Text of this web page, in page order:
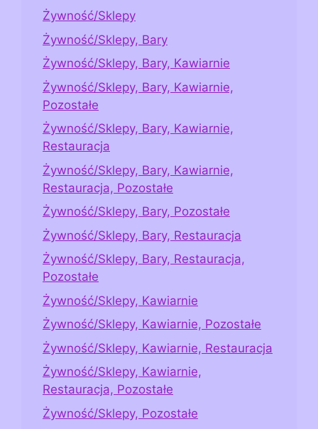
Żywność/Sklepy
Żywność/Sklepy, Bary
Żywność/Sklepy, Bary, Kawiarnie
Żywność/Sklepy, Bary, Kawiarnie,
Pozostałe
Żywność/Sklepy, Bary, Kawiarnie,
Restauracja
Żywność/Sklepy, Bary, Kawiarnie,
Restauracja, Pozostałe
Żywność/Sklepy, Bary, Pozostałe
Żywność/Sklepy, Bary, Restauracja
Żywność/Sklepy, Bary, Restauracja,
Pozostałe
Żywność/Sklepy, Kawiarnie
Żywność/Sklepy, Kawiarnie, Pozostałe
Żywność/Sklepy, Kawiarnie, Restauracja
Żywność/Sklepy, Kawiarnie,
Restauracja, Pozostałe
Żywność/Sklepy, Pozostałe